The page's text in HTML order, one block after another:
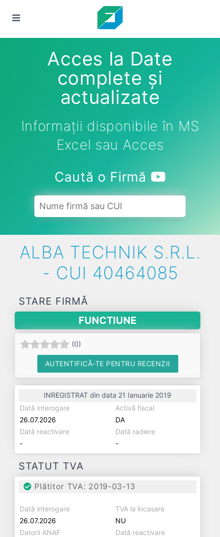
Acces la Date
complete și
actualizate
Informații disponibile în MS
Excel sau Acces
Caută o Firmă
ALBA TECHNIK S.R.L.
- CUI 40464085
STARE FIRMĂ
FUNCTIUNE
(0)
AUTENTIFICĂ-TE PENTRU RECENZII
INREGISTRAT din data 21 Ianuarie 2019
Dată interogare
26.07.2026
Activă fiscal
DA
Dată reactivare
-
Dată radiere
-
STATUT TVA
Plătitor TVA: 2019-03-13
Dată interogare
26.07.2026
TVA la încasare
NU
Datorii ANAF
Dată reactivare